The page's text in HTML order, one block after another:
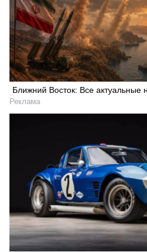
Ближний Восток: Все актуальные
Реклама